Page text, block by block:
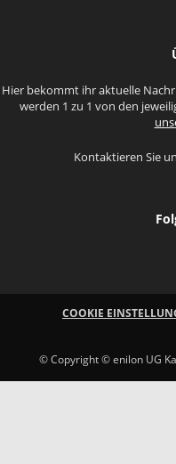
Hier bekommt ihr aktuelle
werden 1 zu 1 von den
Kontaktieren Sie
COOKIE
© Copyright © enilon UG